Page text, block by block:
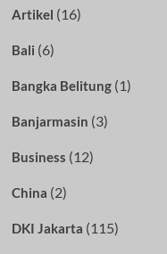
Artikel (16)
Bali (6)
Bangka Belitung(1)
Banjarmasin (3)
Business (12)
China (2)
DKI Jakarta (115)